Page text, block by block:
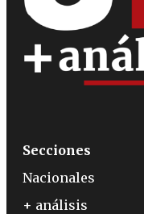
Secciones
Nacionales
+ análisis